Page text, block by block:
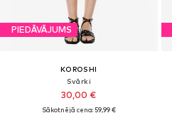
PIEDĀVĀJUMS
KOROSHI
Svārki
30,00 €
Sākotnējā cena: 59,99 €